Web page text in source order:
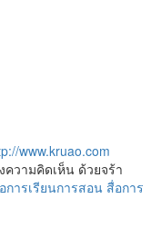
www.kruao.com
ความคิดเห็น ด้วยจร้า
การเรียนการสอน สื่อการ